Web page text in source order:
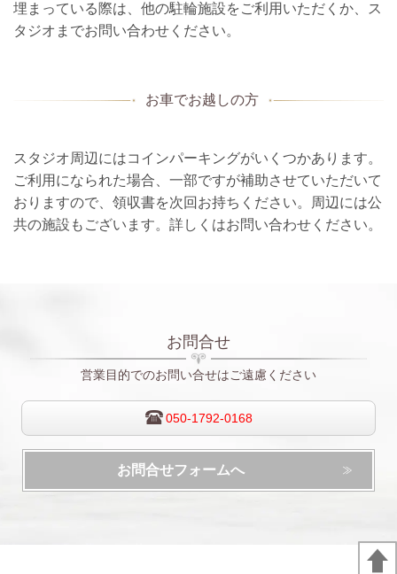
埋まっている際は、他の駐輪施設をご利用いただくか、ス
タジオまでお問い合わせください。
お車でお越しの方
スタジオ周辺にはコインパーキングがいくつかあります。
ご利用になられた場合、一部ですが補助させていただいて
おりますので、領収書を次回お持ちください。周辺には公
共の施設もございます。詳しくはお問い合わせください。
お問合せ
営業目的でのお問い合せはご遠慮ください
050-1792-0168
お問合せフォームへ